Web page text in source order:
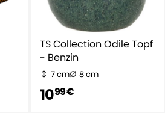
TS Collection Odile Topf
- Benzin
7 cm 8 cm
1099 €